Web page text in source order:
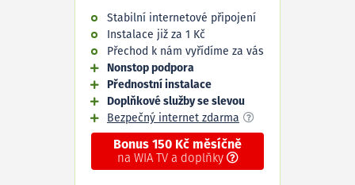
Stabilní internetové připojení
Instalace již za 1 Kč
Přechod k nám vyřídíme za vás
Nonstop podpora
Přednostní instalace
Doplňkové služby se slevou
Bezpečný internet zdarma
Bonus 150 Kč měsíčně
na WIA TV a doplňky